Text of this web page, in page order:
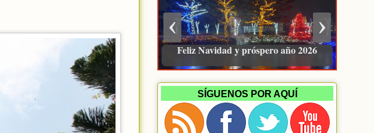
Pacienzudo, newsletter sobre finanzas
e inversión
›
‹
SÍGUENOS POR AQUÍ